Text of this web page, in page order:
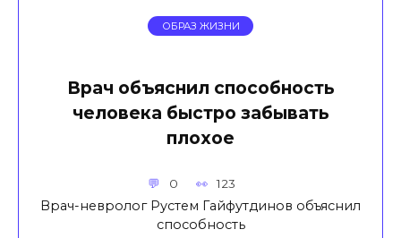
ОБРАЗ ЖИЗНИ
Врач объяснил способность
человека быстро забывать
плохое
0 123
Врач-невролог Рустем Гайфутдинов объяснил
способность